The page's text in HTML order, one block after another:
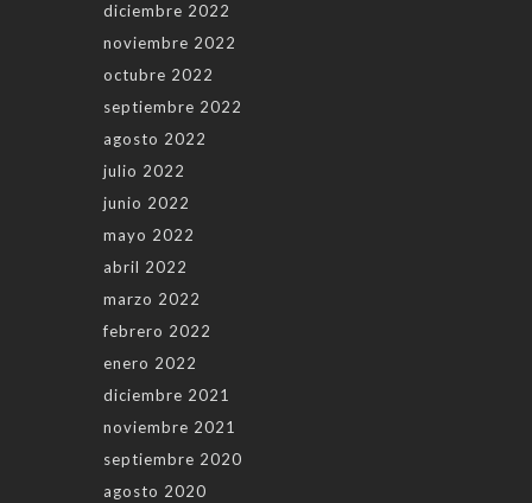
diciembre 2022
noviembre 2022
octubre 2022
septiembre 2022
agosto 2022
julio 2022
junio 2022
mayo 2022
abril 2022
marzo 2022
febrero 2022
enero 2022
diciembre 2021
noviembre 2021
septiembre 2020
agosto 2020